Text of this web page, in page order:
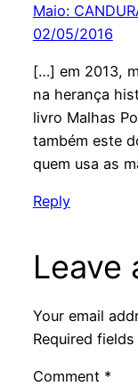
Maio:
02/05/2016
[…] em 2013,
na herança
livro Malhas
também este
quem usa as
Reply
Leave
Your email
Required
Comment *